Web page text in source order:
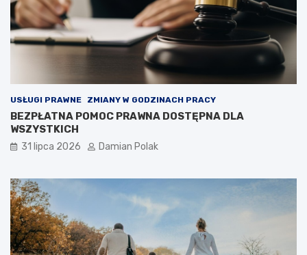
USŁUGI PRAWNE ZMIANY W GODZINACH PRACY
BEZPŁATNA POMOC PRAWNA DOSTĘPNA DLA
WSZYSTKICH
31 lipca 2026 Damian Polak